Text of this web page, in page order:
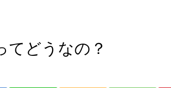
どうなの？